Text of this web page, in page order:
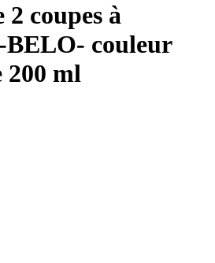
2 coupes à
BELO- couleur
200 ml